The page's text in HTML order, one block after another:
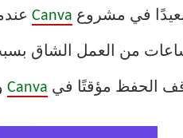
في مشروع Canva
من العمل الشاق
الحفظ مؤقتًا في Canva